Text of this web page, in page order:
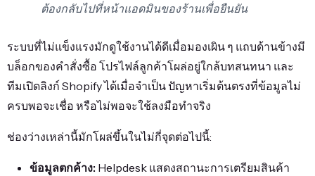
ต้องกลับไปที่หน้าแอดมินของร้านเพื่อยืนยัน
ระบบที่ไม่แข็งแรงมักดูใช้งานได้ดีเมื่อมองเผิน ๆ แถบด้านข้างมี
บล็อกของคำสั่งซื้อ โปรไฟล์ลูกค้าโผล่อยู่ใกล้บทสนทนา และ
ทีมเปิดลิงก์ Shopify ได้เมื่อจำเป็น ปัญหาเริ่มต้นตรงที่ข้อมูลไม่
ครบพอจะเชื่อ หรือไม่พอจะใช้ลงมือทำจริง
ช่องว่างเหล่านี้มักโผล่ขึ้นในไม่กี่จุดต่อไปนี้:
ข้อมูลตกค้าง: Helpdesk แสดงสถานะการเตรียมสินค้า